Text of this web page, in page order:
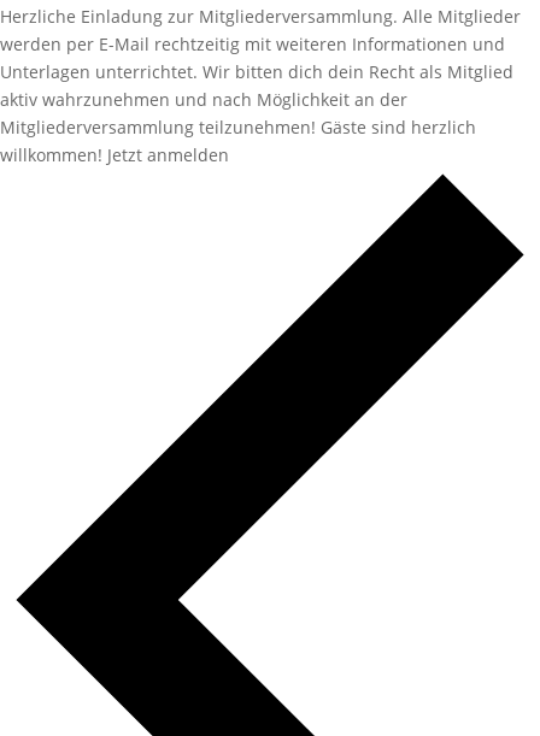
Herzliche Einladung zur Mitgliederversammlung. Alle Mitglieder
werden per E-Mail rechtzeitig mit weiteren Informationen und
Unterlagen unterrichtet. Wir bitten dich dein Recht als Mitglied
aktiv wahrzunehmen und nach Möglichkeit an der
Mitgliederversammlung teilzunehmen! Gäste sind herzlich
willkommen! Jetzt anmelden